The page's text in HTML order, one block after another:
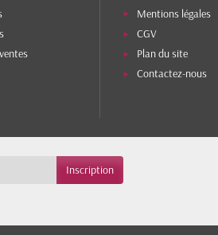
Mentions légales
CGV
Plan du site
Contactez-nous